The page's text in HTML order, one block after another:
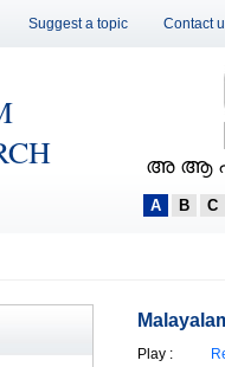
Suggest a topic Contact
അ ആ
A B C
Play :